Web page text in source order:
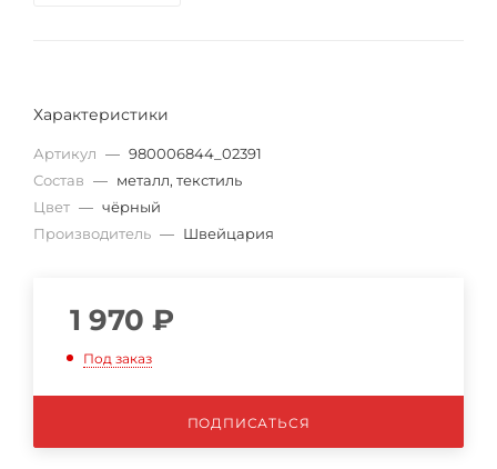
Характеристики
Артикул — 980006844_02391
Состав — металл, текстиль
Цвет — чёрный
Производитель — Швейцария
1 970 ₽
Под заказ
ПОДПИСАТЬСЯ